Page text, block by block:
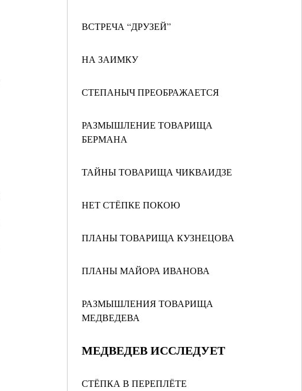
ВСТРЕЧА “ДРУЗЕЙ”
НА ЗАИМКУ
СТЕПАНЫЧ ПРЕОБРАЖАЕТСЯ
РАЗМЫШЛЕНИЕ ТОВАРИЩА
БЕРМАНА
ТАЙНЫ ТОВАРИЩА ЧИКВАИДЗЕ
НЕТ СТЁПКЕ ПОКОЮ
ПЛАНЫ ТОВАРИЩА КУЗНЕЦОВА
ПЛАНЫ МАЙОРА ИВАНОВА
РАЗМЫШЛЕНИЯ ТОВАРИЩА
МЕДВЕДЕВА
МЕДВЕДЕВ ИССЛЕДУЕТ
СТЁПКА В ПЕРЕПЛЁТЕ